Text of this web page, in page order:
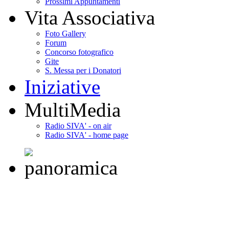
Vita Associativa
Foto Gallery
Forum
Concorso fotografico
Gite
S. Messa per i Donatori
Iniziative
MultiMedia
Radio SIVA' - on air
Radio SIVA' - home page